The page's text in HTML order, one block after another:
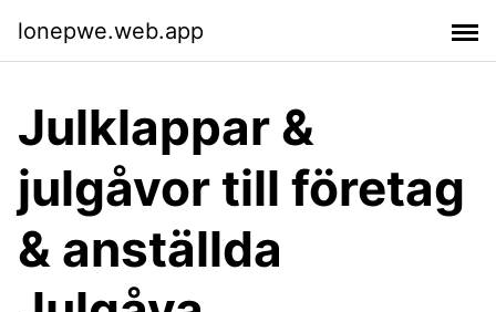
lonepwe.web.app
Julklappar &
julgåvor till företag
& anställda